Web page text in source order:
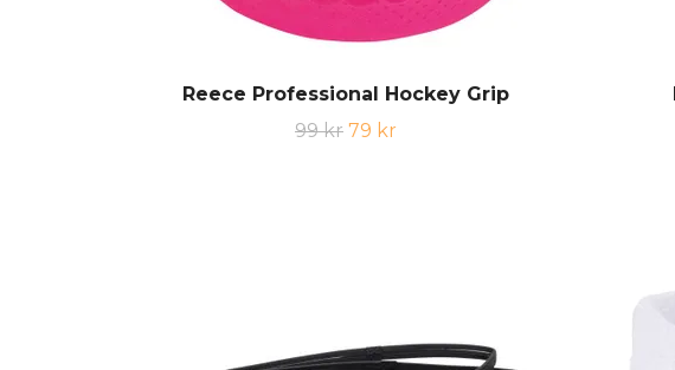
Reece Professional Hockey Grip
99 kr 79 kr